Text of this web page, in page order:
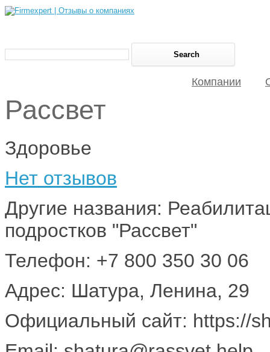
Компании
Рассвет
Здоровье
Нет отзывов
Другие названия:
подростков "Рассвет"
Телефон: +7 800 350 30 06
Адрес: Шатура, Ленина, 29
Официальный сайт: https://